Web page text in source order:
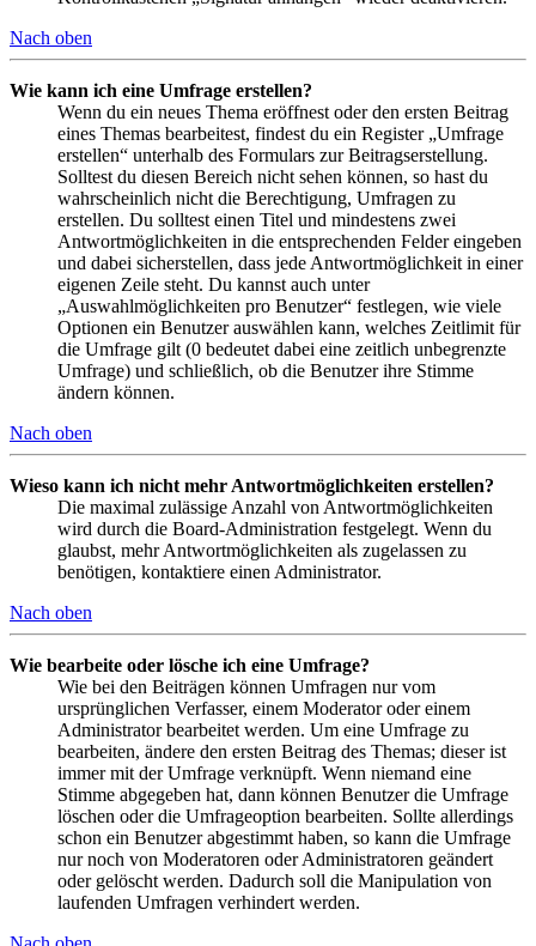
Nach oben
Wie kann ich eine Umfrage erstellen?
Wenn du ein neues Thema eröffnest oder den ersten Beitrag
eines Themas bearbeitest, findest du ein Register „Umfrage
erstellen“ unterhalb des Formulars zur Beitragserstellung.
Solltest du diesen Bereich nicht sehen können, so hast du
wahrscheinlich nicht die Berechtigung, Umfragen zu
erstellen. Du solltest einen Titel und mindestens zwei
Antwortmöglichkeiten in die entsprechenden Felder eingeben
und dabei sicherstellen, dass jede Antwortmöglichkeit in einer
eigenen Zeile steht. Du kannst auch unter
„Auswahlmöglichkeiten pro Benutzer“ festlegen, wie viele
Optionen ein Benutzer auswählen kann, welches Zeitlimit für
die Umfrage gilt (0 bedeutet dabei eine zeitlich unbegrenzte
Umfrage) und schließlich, ob die Benutzer ihre Stimme
ändern können.
Nach oben
Wieso kann ich nicht mehr Antwortmöglichkeiten erstellen?
Die maximal zulässige Anzahl von Antwortmöglichkeiten
wird durch die Board-Administration festgelegt. Wenn du
glaubst, mehr Antwortmöglichkeiten als zugelassen zu
benötigen, kontaktiere einen Administrator.
Nach oben
Wie bearbeite oder lösche ich eine Umfrage?
Wie bei den Beiträgen können Umfragen nur vom
ursprünglichen Verfasser, einem Moderator oder einem
Administrator bearbeitet werden. Um eine Umfrage zu
bearbeiten, ändere den ersten Beitrag des Themas; dieser ist
immer mit der Umfrage verknüpft. Wenn niemand eine
Stimme abgegeben hat, dann können Benutzer die Umfrage
löschen oder die Umfrageoption bearbeiten. Sollte allerdings
schon ein Benutzer abgestimmt haben, so kann die Umfrage
nur noch von Moderatoren oder Administratoren geändert
oder gelöscht werden. Dadurch soll die Manipulation von
laufenden Umfragen verhindert werden.